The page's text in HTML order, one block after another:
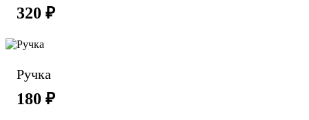
320 ₽
Ручка
180 ₽